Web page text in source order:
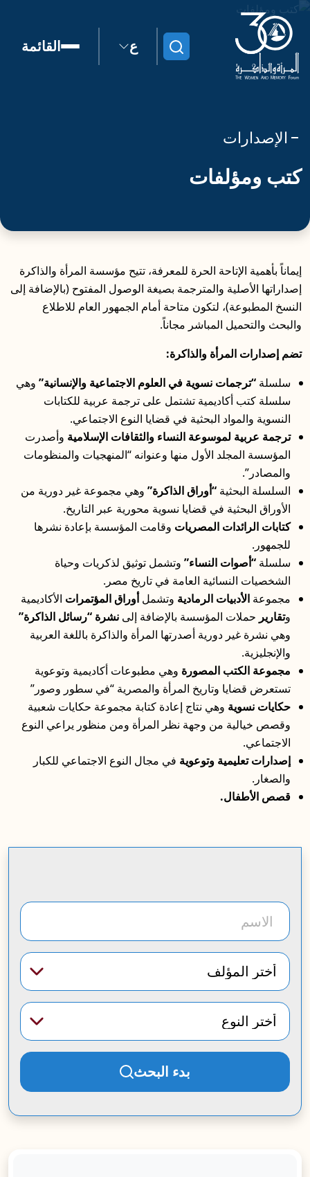
ابحث ع القائمة
الإصدارات
كتب ومؤلفات
إيماناً بأهمية الإتاحة الحرة للمعرفة، تتيح مؤسسة المرأة والذاكرة
إصداراتها الأصلية والمترجمة بصيغة الوصول المفتوح (بالإضافة إلى
النسخ المطبوعة)، لتكون متاحة أمام الجمهور العام للاطلاع
والبحث والتحميل المباشر مجاناً.
تضم إصدارات المرأة والذاكرة:
سلسلة “ترجمات نسوية في العلوم الاجتماعية والإنسانية” وهي
سلسلة كتب أكاديمية تشتمل على ترجمة عربية للكتابات
النسوية والمواد البحثية في قضايا النوع الاجتماعي.
ترجمة عربية لموسوعة النساء والثقافات الإسلامية وأصدرت
المؤسسة المجلد الأول منها وعنوانه “المنهجيات والمنظومات
والمصادر”.
السلسلة البحثية “أوراق الذاكرة” وهي مجموعة غير دورية من
الأوراق البحثية في قضايا نسوية محورية عبر التاريخ.
كتابات الرائدات المصريات وقامت المؤسسة بإعادة نشرها
للجمهور.
سلسلة “أصوات النساء” وتشمل توثيق لذكريات وحياة
الشخصيات النسائية العامة في تاريخ مصر.
مجموعة الأدبيات الرمادية وتشملأوراق المؤتمرات الأكاديمية
وتقارير حملات المؤسسة بالإضافة إلى نشرة “رسائل الذاكرة”
وهي نشرة غير دورية أصدرتها المرأة والذاكرة باللغة العربية
والإنجليزية.
مجموعة الكتب المصورة وهي مطبوعات أكاديمية وتوعوية
تستعرض قضايا وتاريخ المرأة والمصرية “في سطور وصور”
حكايات نسوية وهي نتاج إعادة كتابة مجموعة حكايات شعبية
وقصص خيالية من وجهة نظر المرأة ومن منظور يراعي النوع
الاجتماعي.
إصدارات تعليمية وتوعوية في مجال النوع الاجتماعي للكبار
والصغار.
قصص الأطفال.
publications form
الاسم
المؤلف*
النوع*
بدء البحث